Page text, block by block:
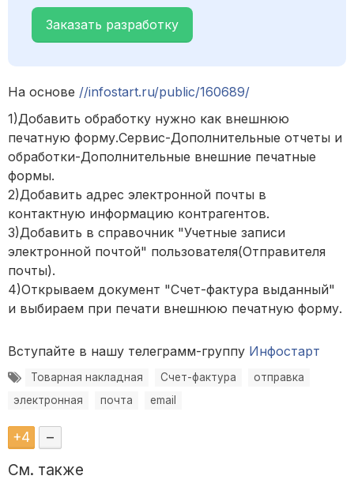
Заказать разработку
На основе //infostart.ru/public/160689/
1)Добавить обработку нужно как внешнюю
печатную форму.Сервис-Дополнительные отчеты и
обработки-Дополнительные внешние печатные
формы.
2)Добавить адрес электронной почты в
контактную информацию контрагентов.
3)Добавить в справочник "Учетные записи
электронной почтой" пользователя(Отправителя
почты).
4)Открываем документ "Счет-фактура выданный"
и выбираем при печати внешнюю печатную форму.
Вступайте в нашу телеграмм-группу Инфостарт
Товарная накладная Счет-фактура
отправка
электронная
почта email
+4 –
См. также